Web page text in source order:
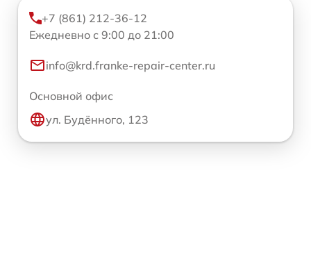
+7 (861) 212-36-12
Ежедневно с 9:00 до 21:00
info@krd.franke-repair-center.ru
Основной офис
ул. Будённого, 123